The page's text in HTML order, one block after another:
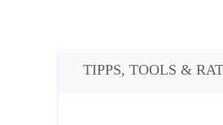
TIPPS, TOOLS &